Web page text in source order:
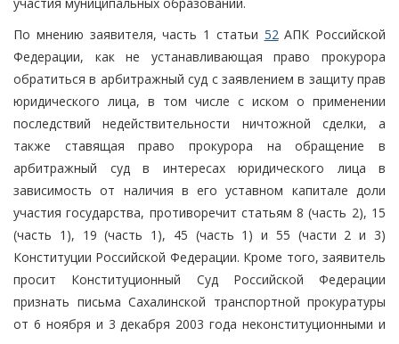
По мнению заявителя, часть 1 статьи 52 АПК Российской
Федерации, как не устанавливающая право прокурора
обратиться в арбитражный суд с заявлением в защиту прав
юридического лица, в том числе с иском о применении
последствий недействительности ничтожной сделки, а
также ставящая право прокурора на обращение в
арбитражный суд в интересах юридического лица в
зависимость от наличия в его уставном капитале доли
участия государства, противоречит статьям 8 (часть 2), 15
(часть 1), 19 (часть 1), 45 (часть 1) и 55 (части 2 и 3)
Конституции Российской Федерации. Кроме того, заявитель
просит Конституционный Суд Российской Федерации
признать письма Сахалинской транспортной прокуратуры
от 6 ноября и 3 декабря 2003 года неконституционными и